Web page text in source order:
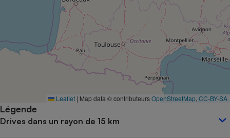
Leaflet | Map data © contributeursOpenStreetMap CC-BY-SA
Légende
Drives dans un rayon de 15 km
Complément
alimentaire
Assurance emprunteur
Banque
Petit électroménager -
Matelas
Mutuelle